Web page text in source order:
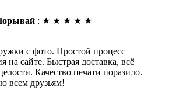
: ★ ★ ★ ★ ★
с фото. Простой процесс
на сайте. Быстрая доставка, всё
Качество печати поразило.
всем друзьям!